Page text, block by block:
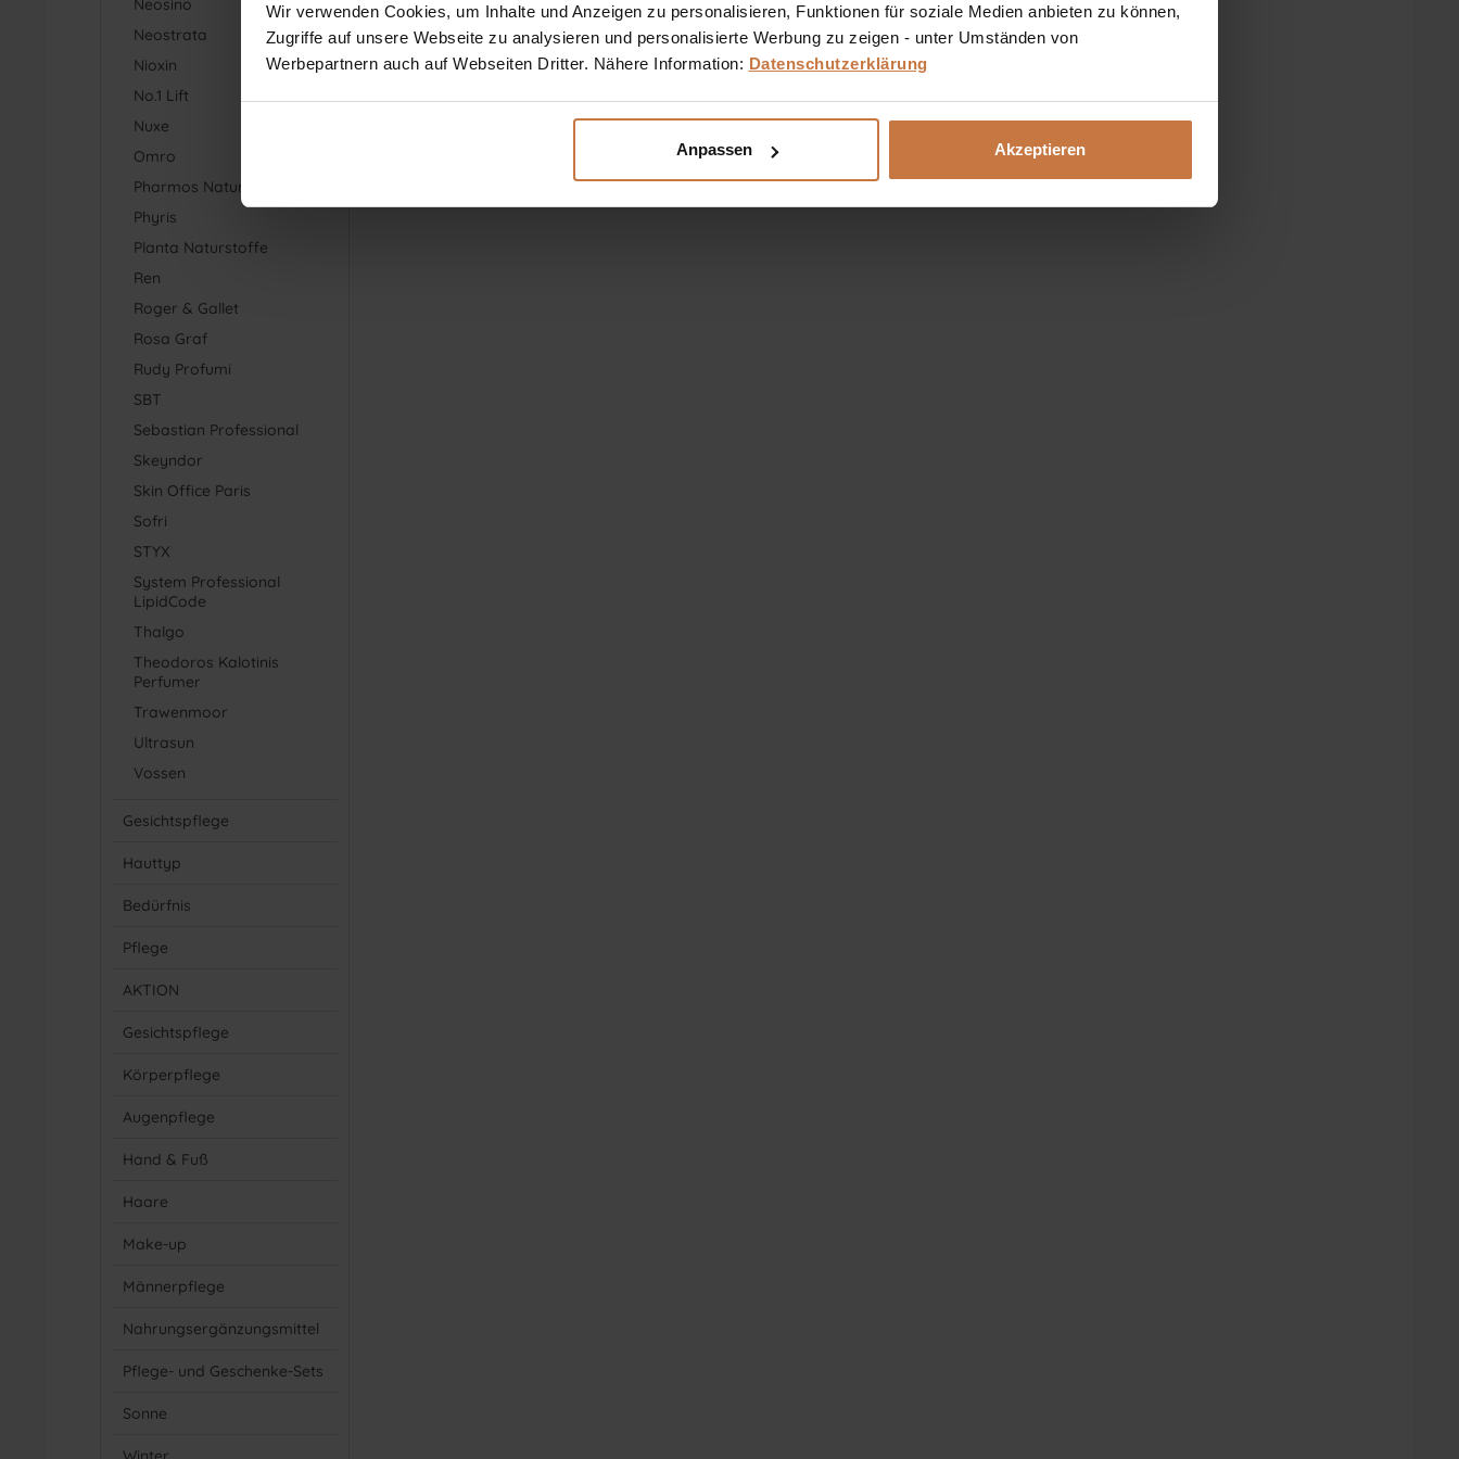
Wir verwenden Cookies, um Inhalte und Anzeigen zu personalisieren, Funktionen für soziale Medien anbieten zu können,
Zugriffe auf unsere Webseite zu analysieren und personalisierte Werbung zu zeigen - unter Umständen von
Werbepartnern auch auf Webseiten Dritter. Nähere Information: Datenschutzerklärung
Anpassen Akzeptieren
Neosino
Neostrata
Nioxin
No.1 Lift
Nuxe
Omro
Pharmos Natur
Phyris
Planta Naturstoffe
Ren
Roger & Gallet
Rosa Graf
Rudy Profumi
SBT
Sebastian Professional
Skeyndor
Skin Office Paris
Sofri
STYX
System Professional
LipidCode
Thalgo
Theodoros Kalotinis
Perfumer
Trawenmoor
Ultrasun
Vossen
Gesichtspflege
Hauttyp
Bedürfnis
Pflege
AKTION
Gesichtspflege
Körperpflege
Augenpflege
Hand & Fuß
Haare
Make-up
Männerpflege
Nahrungsergänzungsmittel
Pflege- und Geschenke-Sets
Sonne